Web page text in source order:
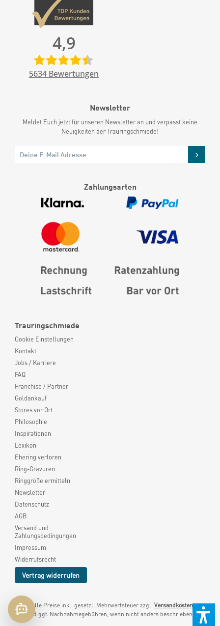
Trauringschmiede
Cookie Einstellungen
Kontakt
Jobs / Karriere
FAQ
Franchise / Partner
Goldankauf
Stores vor Ort
Philosophie
Inspirationen
Lexikon
Ehering verloren
Ring-Gravuren
Ringgröße ermitteln
Newsletter
Datenschutz
AGB
Versand und
Zahlungsbedingungen
Impressum
Widerrufsrecht
Vertrag widerrufen
4,9
5634 Bewertungen
Newsletter
Meldet Euch jetzt für unseren Newsletter an und verpasst keine
Neuigkeiten der Trauringschmiede!
Zahlungsarten
* Alle Preise inkl. gesetzl. Mehrwertsteuer zzgl. Versandkosten
und ggf. Nachnahmegebühren, wenn nicht anders beschrieben.